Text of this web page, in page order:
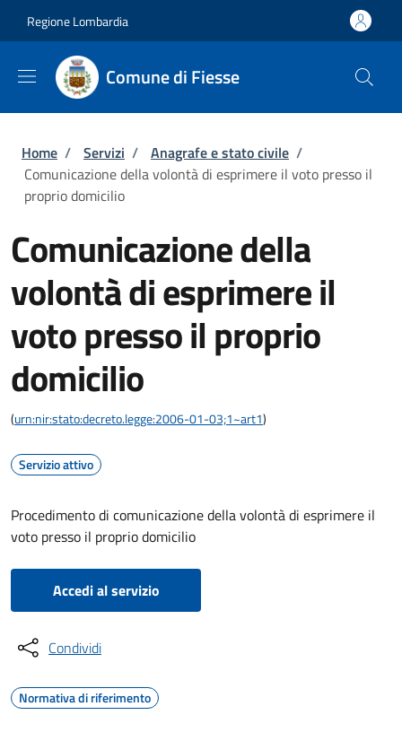
Regione Lombardia
Comune di Fiesse
Briciole di pane
Home / Servizi / Anagrafe e stato civile /
Comunicazione della volontà di esprimere il voto presso il
proprio domicilio
Comunicazione della
volontà di esprimere il
voto presso il proprio
domicilio
(urn:nir:stato:decreto.legge:2006-01-03;1~art1)
Servizio attivo
Procedimento di comunicazione della volontà di esprimere il
voto presso il proprio domicilio
Accedi al servizio
Condividi
Normativa di riferimento